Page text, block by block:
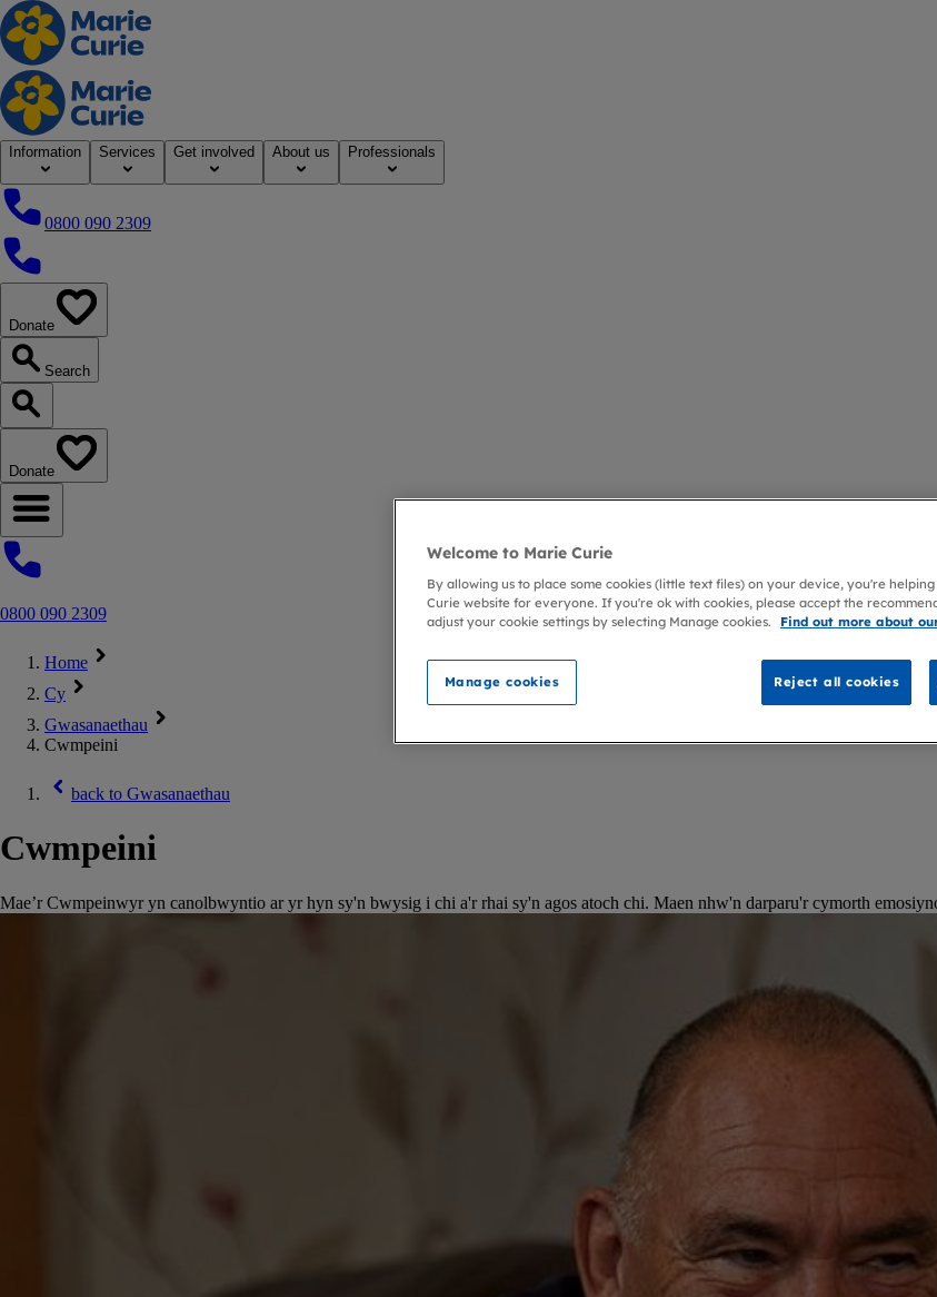
Home
Information Services Get involved About us Professionals
0800 090 2309
0800 090 2309
Donate
Search
Search our website
Donate
Open navigation menu
0800 090 2309
Home
Cy
Gwasanaethau
Cwmpeini
back to Gwasanaethau
Cwmpeini
Mae’r Cwmpeinwyr yn canolbwyntio ar yr hyn sy'n bwysig i chi a'r rhai sy'n agos atoch chi. Maen nhw'n darparu'r cymorth
Welcome to Marie Curie
By allowing us to place some cookies (little text files) on your device, you're
Curie website for everyone. If you're ok with cookies, please accept the
adjust your cookie settings by selecting Manage cookies.
Find out more about
Manage cookies Reject all cookies